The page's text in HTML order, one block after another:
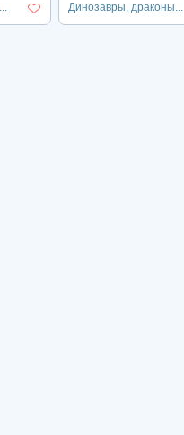
Динозавры, драконы...